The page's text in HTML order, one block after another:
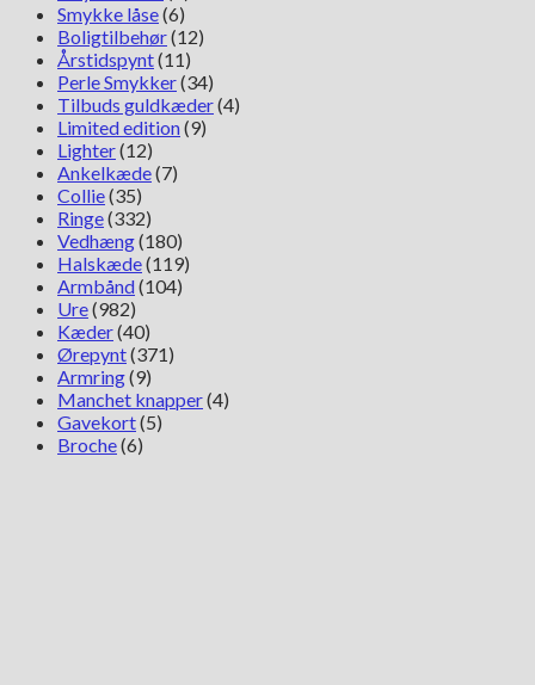
Smykke låse(6)
Boligtilbehør(12)
Årstidspynt(11)
Perle Smykker(34)
Tilbuds guldkæder(4)
Limited edition(9)
Lighter(12)
Ankelkæde(7)
Collie(35)
Ringe(332)
Vedhæng(180)
Halskæde(119)
Armbånd(104)
Ure(982)
Kæder(40)
Ørepynt(371)
Armring(9)
Manchet knapper(4)
Gavekort(5)
Broche(6)